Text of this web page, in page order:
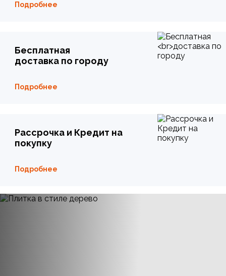
Подробнее
Бесплатная
доставка по городу
Подробнее
Рассрочка и Кредит на
покупку
Подробнее